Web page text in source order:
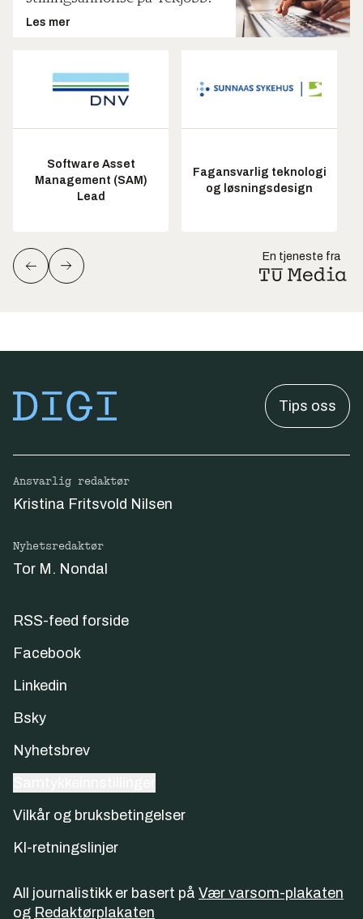
Les mer
Software Asset
Management (SAM)
Lead
Fagansvarlig teknologi
og løsningsdesign
En tjeneste fra
Tips oss
Ansvarlig redaktør
Kristina Fritsvold Nilsen
Nyhetsredaktør
Tor M. Nondal
RSS-feed forside
Facebook
Linkedin
Bsky
Nyhetsbrev
Vilkår og bruksbetingelser
KI-retningslinjer
All journalistikk er basert på Vær varsom-plakaten
og Redaktørplakaten